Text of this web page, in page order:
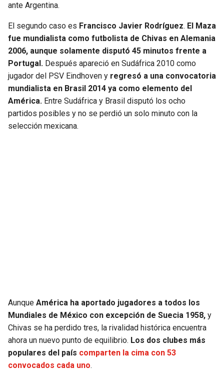
ante Argentina.
El segundo caso es Francisco Javier Rodríguez. El Maza
fue mundialista como futbolista de Chivas en Alemania
2006, aunque solamente disputó 45 minutos frente a
Portugal. Después apareció en Sudáfrica 2010 como
jugador del PSV Eindhoven y regresó a una convocatoria
mundialista en Brasil 2014 ya como elemento del
América. Entre Sudáfrica y Brasil disputó los ocho
partidos posibles y no se perdió un solo minuto con la
selección mexicana.
Aunque América ha aportado jugadores a todos los
Mundiales de México con excepción de Suecia 1958, y
Chivas se ha perdido tres, la rivalidad histórica encuentra
ahora un nuevo punto de equilibrio. Los dos clubes más
populares del país comparten la cima con 53
convocados cada uno.